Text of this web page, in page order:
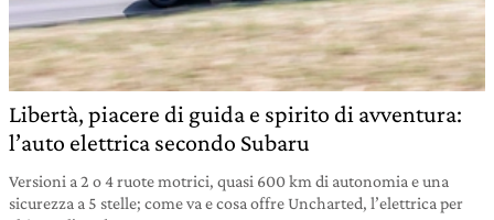
Libertà, piacere di guida e spirito di avventura:
l’auto elettrica secondo Subaru
Versioni a 2 o 4 ruote motrici, quasi 600 km di autonomia e una
sicurezza a 5 stelle; come va e cosa offre Uncharted, l’elettrica per